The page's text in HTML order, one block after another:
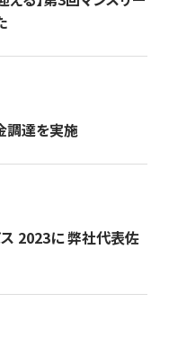
調達を実施
2023に 弊社代表佐